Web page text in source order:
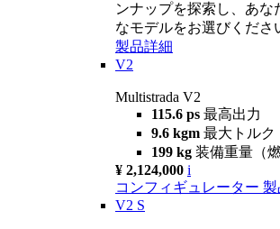
ンナップを探索し、あな
なモデルをお選びくださ
製品詳細
V2
Multistrada V2
115.6 ps 最高出力
9.6 kgm 最大トルク
199 kg 装備重量（
¥ 2,124,000 i
コンフィギュレーター 製
V2 S